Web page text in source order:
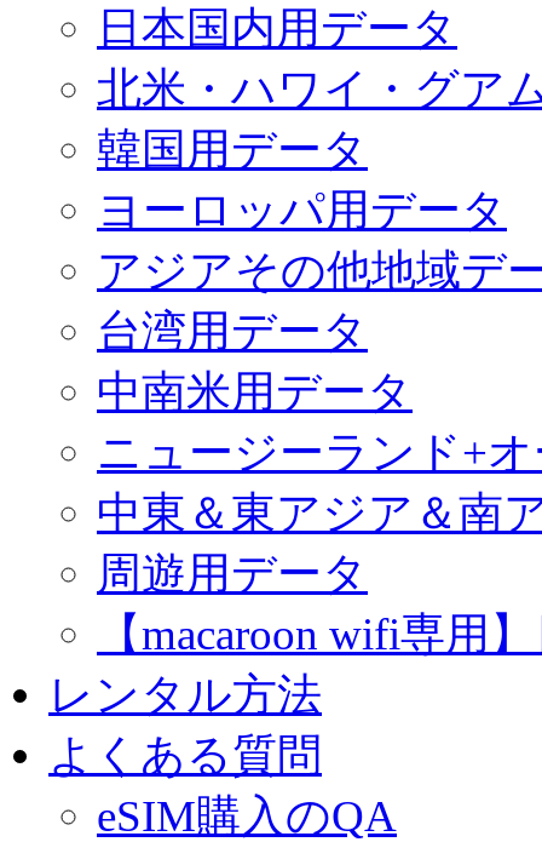
日本国内用データ
北米・ハワイ・グア
韓国用データ
ヨーロッパ用データ
アジアその他地域デ
台湾用データ
中南米用データ
ニュージーランド+
中東＆東アジア＆南
周遊用データ
【macaroon wifi専用
レンタル方法
よくある質問
eSIM購入のQA